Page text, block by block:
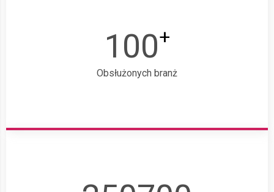
100+
Obsłużonych branż